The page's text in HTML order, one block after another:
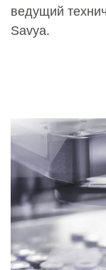
ведущий
Savya.